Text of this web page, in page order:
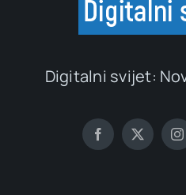
Digitalni svijet: